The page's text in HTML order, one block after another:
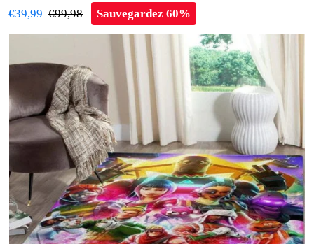
€39,99 €99,98 Sauvegardez 60%